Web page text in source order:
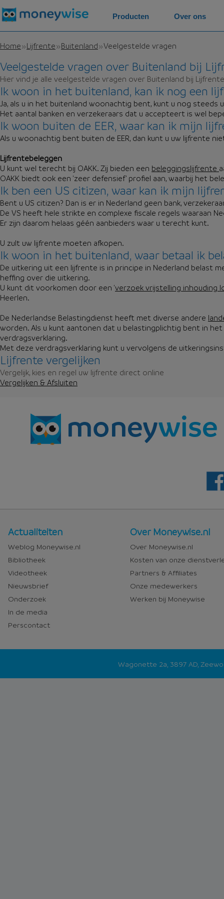
Home Lijfrente Buitenland Veelgestelde vragen
Veelgestelde vragen over Buitenland bij
Hier vind je alle veelgestelde vragen over Buitenland bij Lijfrente
Ik woon in het buitenland, kan ik nog een
Ja, als u in het buitenland woonachtig bent, kunt u nog steeds
Het aantal banken en verzekeraars dat u accepteert is wel
Ik woon buiten de EER, waar kan ik mijn
Als u woonachtig bent buiten de EER, dan kunt u uw lijfrente
Lijfrentebeleggen
U kunt wel terecht bij OAKK. Zij bieden een beleggingslijfrente
OAKK biedt ook een 'zeer defensief' profiel aan, waarbij het
Ik ben een US citizen, waar kan ik mijn
Bent u US citizen? Dan is er in Nederland geen bank,
De VS heeft hele strikte en complexe fiscale regels waaraan
Er zijn daarom helaas géén aanbieders waar u terecht kunt.
U zult uw lijfrente moeten afkopen.
Ik woon in het buitenland, waar betaal ik
De uitkering uit een lijfrente is in principe in Nederland belast
heffing over die uitkering.
U kunt dit voorkomen door een 'verzoek vrijstelling inhouding
Heerlen.
De Nederlandse Belastingdienst heeft met diverse andere
worden. Als u kunt aantonen dat u belastingplichtig bent in
verdragsverklaring.
Met deze verdragsverklaring kunt u vervolgens de
Lijfrente vergelijken
Vergelijk, kies en regel uw lijfrente direct online
Vergelijken & Afsluiten
Producten Over ons
Nieuws
en
media
Actualiteiten
Weblog Moneywise.nl
Bibliotheek
Videotheek
Nieuwsbrief
Onderzoek
In de media
Perscontact
Over
Moneywise
Over Moneywise.nl
Over Moneywise.nl
Kosten van onze
Partners & Affiliates
Onze medewerkers
Werken bij Moneywise
Wagonette 2a, 3897 AD,